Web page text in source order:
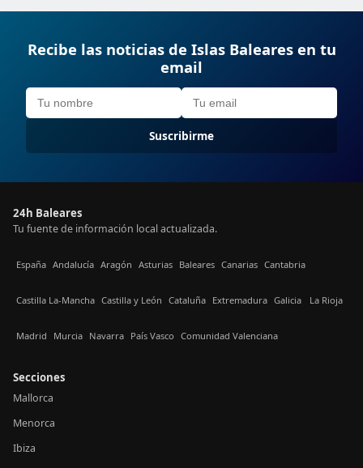
Recibe las noticias de Islas Baleares en tu
email
Suscribirme
24h Baleares
Tu fuente de información local actualizada.
España Andalucía Aragón Asturias Baleares Canarias Cantabria
Castilla La-Mancha Castilla y León Cataluña Extremadura Galicia La Rioja
Madrid Murcia Navarra País Vasco Comunidad Valenciana
Secciones
Mallorca
Menorca
Ibiza